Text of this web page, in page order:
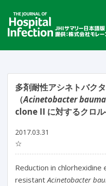
多剤耐性アシネトバク
（Acinetobacter
clone II に対するクロ
2017.03.31
☆
Reduction in
resistantAcinetobacter